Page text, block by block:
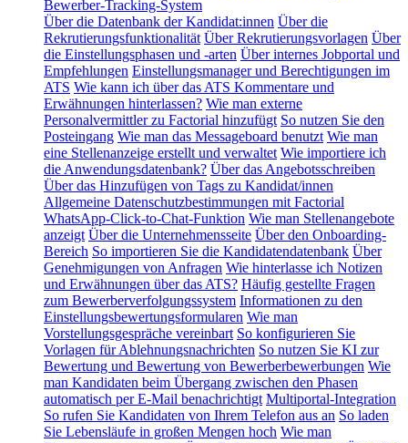
Bewerber-Tracking-System
Über die Datenbank der Kandidat:innen Über die
Rekrutierungsfunktionalität Über Rekrutierungsvorlagen Über
die Einstellungsphasen und -arten Über internes Jobportal und
Empfehlungen Einstellungsmanager und Berechtigungen im
ATS Wie kann ich über das ATS Kommentare und
Erwähnungen hinterlassen? Wie man externe
Personalvermittler zu Factorial hinzufügt So nutzen Sie den
Posteingang Wie man das Messageboard benutzt Wie man
eine Stellenanzeige erstellt und verwaltet Wie importiere ich
die Anwendungsdatenbank? Über das Angebotsschreiben
Über das Hinzufügen von Tags zu Kandidat/innen
Allgemeine Datenschutzbestimmungen mit Factorial
WhatsApp-Click-to-Chat-Funktion Wie man Stellenangebote
anzeigt Über die Unternehmensseite Über den Onboarding-
Bereich So importieren Sie die Kandidatendatenbank Über
Genehmigungen von Anfragen Wie hinterlasse ich Notizen
und Erwähnungen über das ATS? Häufig gestellte Fragen
zum Bewerberverfolgungssystem Informationen zu den
Einstellungsbewertungsformularen Wie man
Vorstellungsgespräche vereinbart So konfigurieren Sie
Vorlagen für Ablehnungsnachrichten So nutzen Sie KI zur
Bewertung und Bewertung von Bewerberbewerbungen Wie
man Kandidaten beim Übergang zwischen den Phasen
automatisch per E-Mail benachrichtigt Multiportal-Integration
So rufen Sie Kandidaten von Ihrem Telefon aus an So laden
Sie Lebensläufe in großen Mengen hoch Wie man